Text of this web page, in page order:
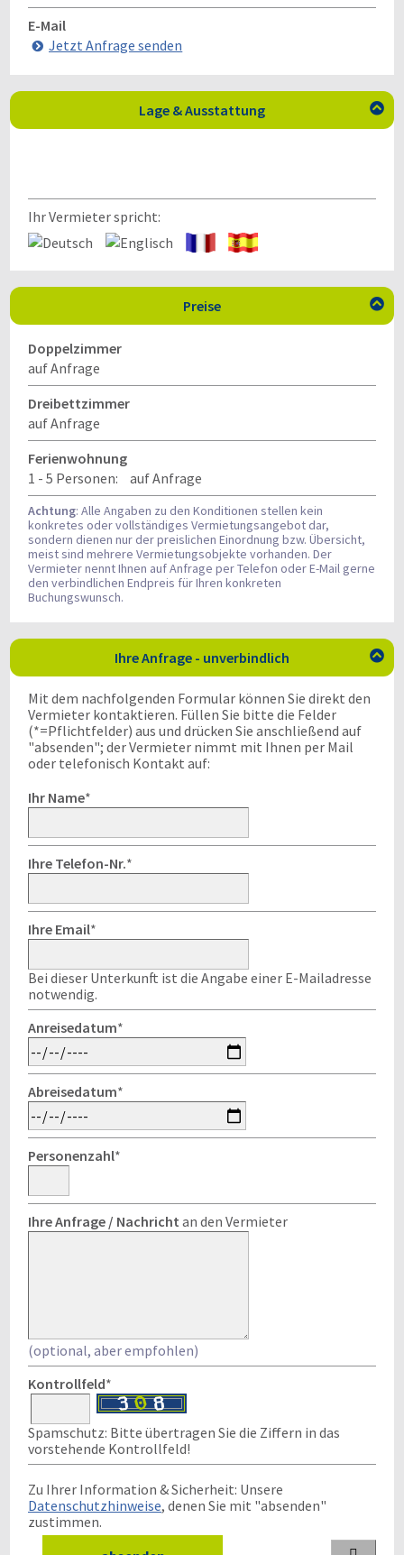
E-Mail
Jetzt Anfrage senden
Lage & Ausstattung 
Ihr Vermieter spricht:
Preise 
Doppelzimmer
auf Anfrage
Dreibettzimmer
auf Anfrage
Ferienwohnung
1 - 5 Personen:
auf Anfrage
Achtung: Alle Angaben zu den Konditionen stellen kein
konkretes oder vollständiges Vermietungsangebot dar,
sondern dienen nur der preislichen Einordnung bzw. Übersicht,
meist sind mehrere Vermietungsobjekte vorhanden. Der
Vermieter nennt Ihnen auf Anfrage per Telefon oder E-Mail gerne
den verbindlichen Endpreis für Ihren konkreten
Buchungswunsch.
Ihre Anfrage - unverbindlich 
Mit dem nachfolgenden Formular können Sie direkt den
Vermieter kontaktieren. Füllen Sie bitte die Felder
(*=Pflichtfelder) aus und drücken Sie anschließend auf
"absenden"; der Vermieter nimmt mit Ihnen per Mail
oder telefonisch Kontakt auf:
Ihr Name*
Ihre Telefon-Nr.*
Ihre Email*
Bei dieser Unterkunft ist die Angabe einer E-Mailadresse
notwendig.
Anreisedatum*
Abreisedatum*
Personenzahl*
Ihre Anfrage / Nachricht an den Vermieter
(optional, aber empfohlen)
Kontrollfeld*
Spamschutz: Bitte übertragen Sie die Ziffern in das
vorstehende Kontrollfeld!
Zu Ihrer Information & Sicherheit: Unsere
Datenschutzhinweise, denen Sie mit "absenden"
zustimmen.